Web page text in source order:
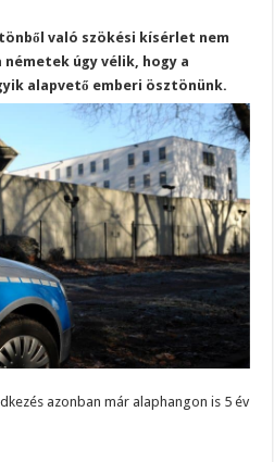
való szökési kísérlet nem
úgy vélik, hogy a
alapvető emberi ösztönünk.
azonban már alaphangon is 5 év